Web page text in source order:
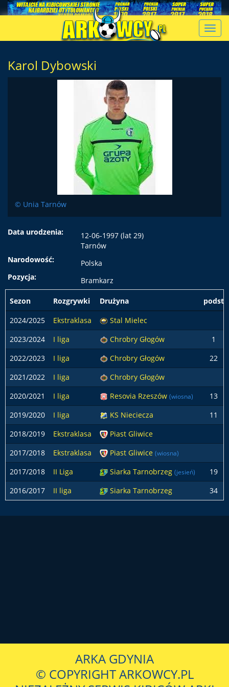
Karol Dybowski
© Unia Tarnów
Data urodzenia:
12-06-1997 (lat 29)
Tarnów
Narodowość:
Polska
Pozycja:
Bramkarz
Sezon Rozgrywki Drużyna
podst
2024/2025
Ekstraklasa
Stal Mielec
2023/2024
I liga Chrobry Głogów
1
2022/2023
I liga Chrobry Głogów
22
2021/2022
I liga
Chrobry Głogów
2020/2021
I liga Resovia Rzeszów (wiosna)
13
2019/2020
I liga KS Nieciecza
11
2018/2019
Ekstraklasa
Piast Gliwice
2017/2018
Ekstraklasa Piast Gliwice (wiosna)
2017/2018 II Liga Siarka Tarnobrzeg (jesień)
19
2016/2017
II liga Siarka Tarnobrzeg 34
ARKA GDYNIA
© COPYRIGHT ARKOWCY.PL